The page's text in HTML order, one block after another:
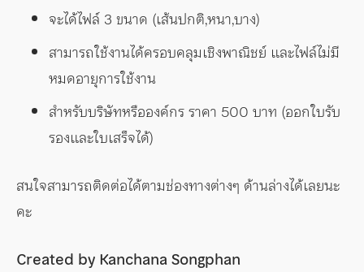
จะได้ไฟล์ 3 ขนาด (เส้นปกติ,หนา,บาง)
สามารถใช้งานได้ครอบคลุมเชิงพาณิชย์ และไฟล์ไม่มี
หมดอายุการใช้งาน
สำหรับบริษัทหรือองค์กร ราคา 500 บาท (ออกใบรับ
รองและใบเสร็จได้)
สนใจสามารถติดต่อได้ตามช่องทางต่างๆ ด้านล่างได้เลยนะ
คะ
Created by Kanchana Songphan